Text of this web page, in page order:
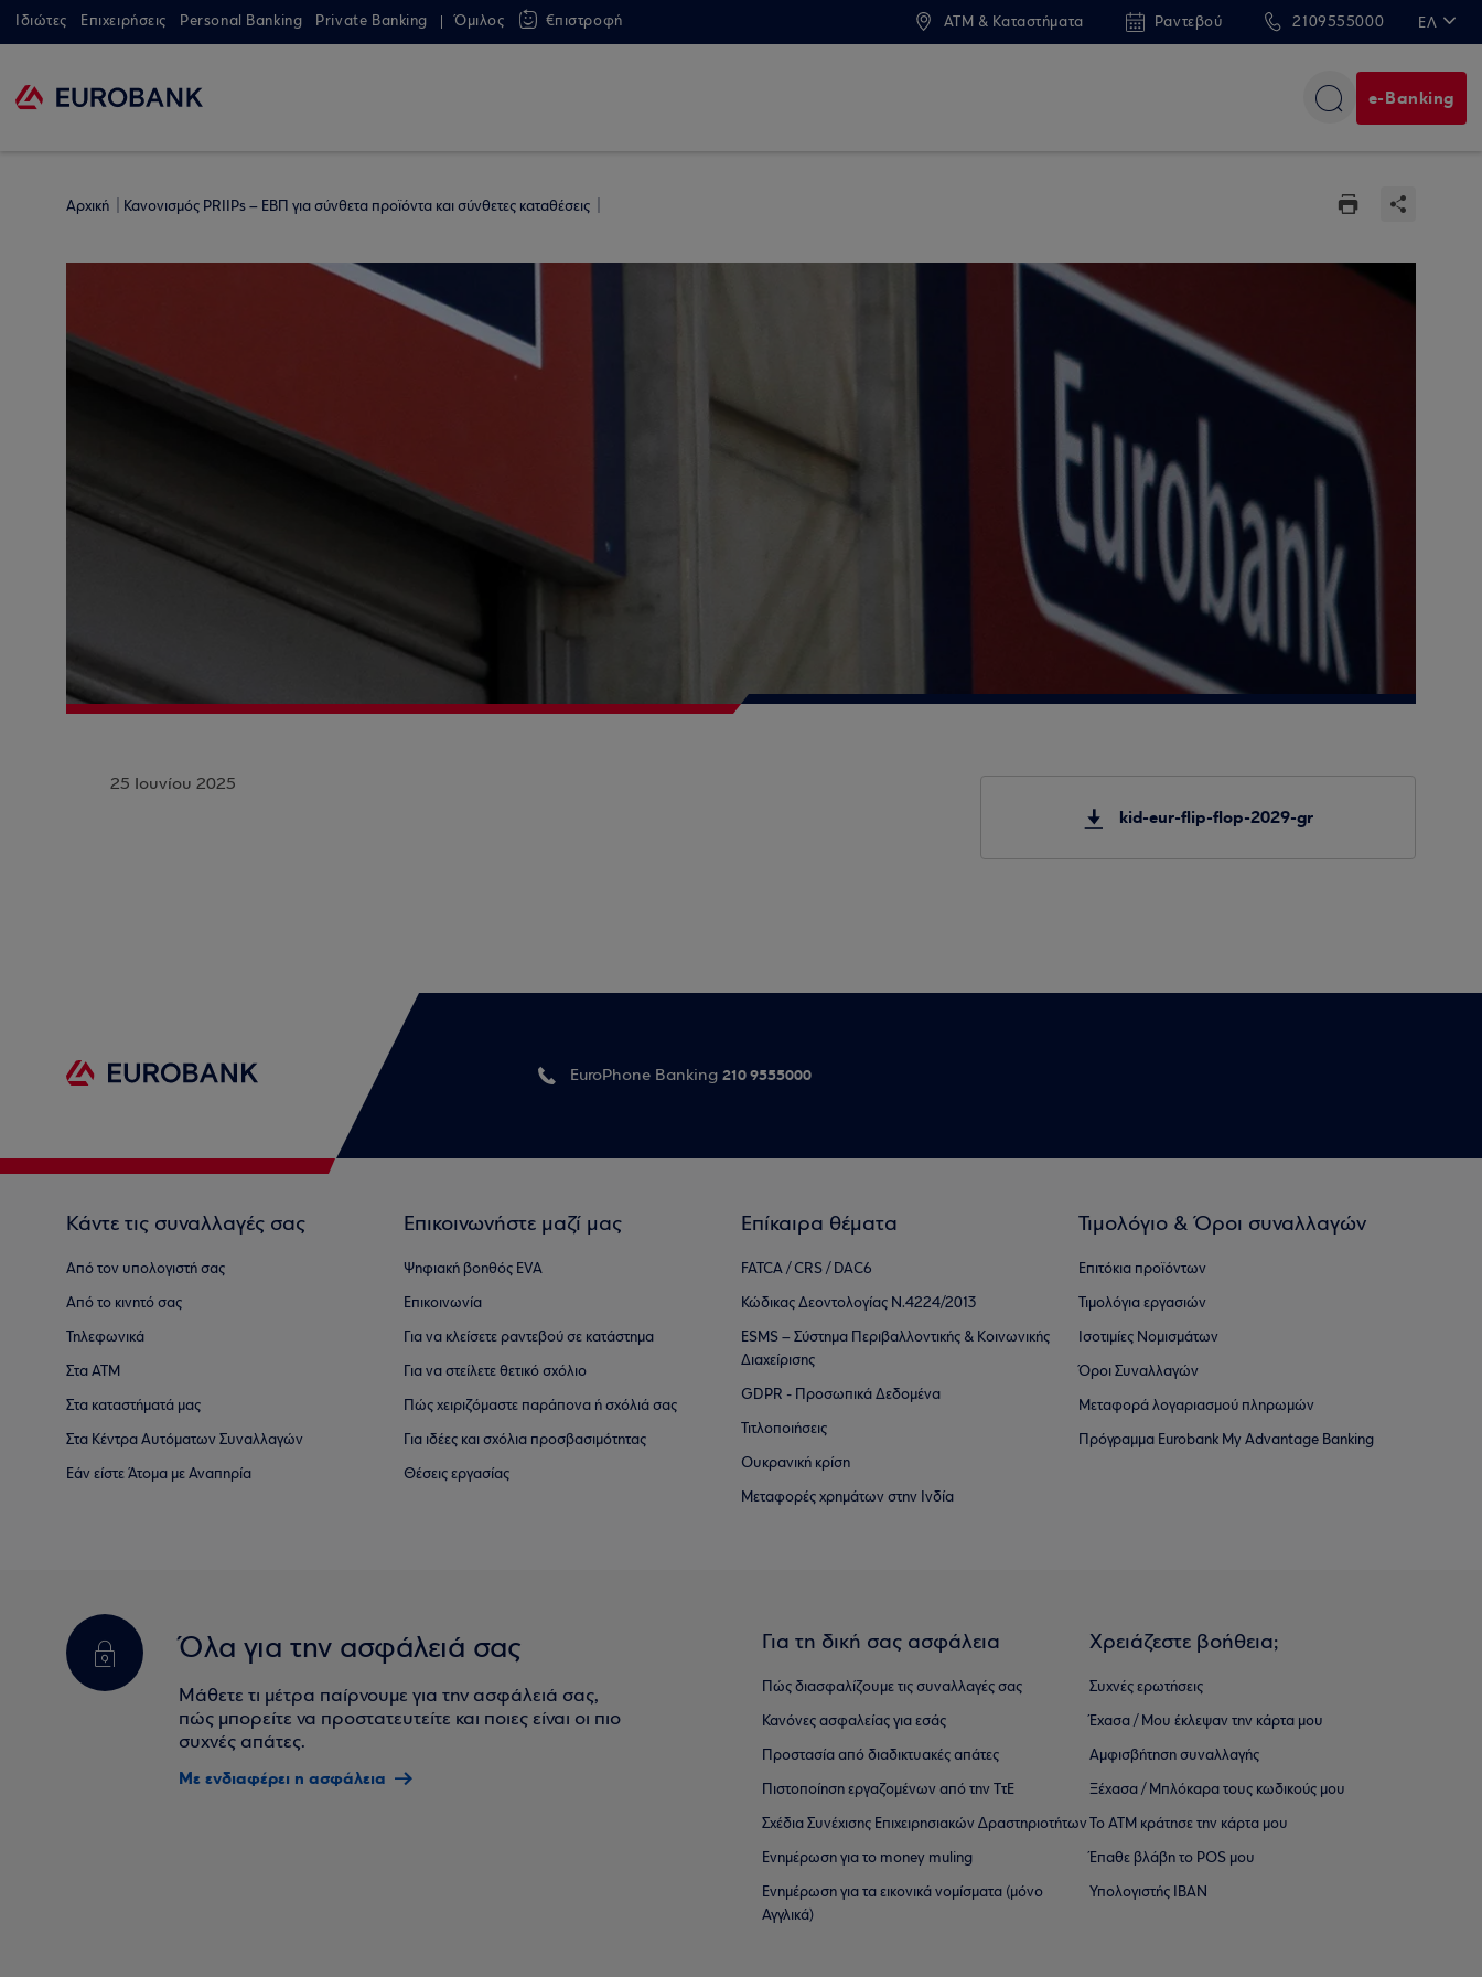
Ιδιώτες Επιχειρήσεις Personal Banking Private Banking Όμιλος €πιστροφή ATM & Καταστήματα Ραντεβού 2109555000 ΕΛ
e-Banking
Αρχική Κανονισμός PRIIPs – ΕΒΠ για σύνθετα προϊόντα και σύνθετες καταθέσεις
25 Ιουνίου 2025
kid-eur-flip-flop-2029-gr
EuroPhone Banking 210 9555000
Κάντε τις συναλλαγές σας
Από τον υπολογιστή σας
Από το κινητό σας
Τηλεφωνικά
Στα ΑΤΜ
Στα καταστήματά μας
Στα Κέντρα Αυτόματων Συναλλαγών
Εάν είστε Άτομα με Αναπηρία
Επικοινωνήστε μαζί μας
Ψηφιακή βοηθός EVA
Επικοινωνία
Για να κλείσετε ραντεβού σε κατάστημα
Για να στείλετε θετικό σχόλιο
Πώς χειριζόμαστε παράπονα ή σχόλιά σας
Για ιδέες και σχόλια προσβασιμότητας
Θέσεις εργασίας
Επίκαιρα θέματα
FATCA / CRS / DAC6
Κώδικας Δεοντολογίας Ν.4224/2013
ESMS – Σύστημα Περιβαλλοντικής & Κοινωνικής
Διαχείρισης
GDPR - Προσωπικά Δεδομένα
Τιτλοποιήσεις
Ουκρανική κρίση
Μεταφορές χρημάτων στην Ινδία
Τιμολόγιο & Όροι συναλλαγών
Επιτόκια προϊόντων
Τιμολόγια εργασιών
Ισοτιμίες Νομισμάτων
Όροι Συναλλαγών
Μεταφορά λογαριασμού πληρωμών
Πρόγραμμα Eurobank My Advantage Banking
Όλα για την ασφάλειά σας
Μάθετε τι μέτρα παίρνουμε για την ασφάλειά σας,
πώς μπορείτε να προστατευτείτε και ποιες είναι οι πιο
συχνές απάτες.
Με ενδιαφέρει η ασφάλεια
Για τη δική σας ασφάλεια
Πώς διασφαλίζουμε τις συναλλαγές σας
Κανόνες ασφαλείας για εσάς
Προστασία από διαδικτυακές απάτες
Πιστοποίηση εργαζομένων από την ΤτΕ
Σχέδια Συνέχισης Επιχειρησιακών ∆ραστηριοτήτων
Ενημέρωση για το money muling
Ενημέρωση για τα εικονικά νομίσματα (μόνο
Αγγλικά)
Χρειάζεστε βοήθεια;
Συχνές ερωτήσεις
Έχασα / Μου έκλεψαν την κάρτα μου
Αμφισβήτηση συναλλαγής
Ξέχασα / Μπλόκαρα τους κωδικούς μου
Το ΑΤΜ κράτησε την κάρτα μου
Έπαθε βλάβη το POS μου
Υπολογιστής IBAN